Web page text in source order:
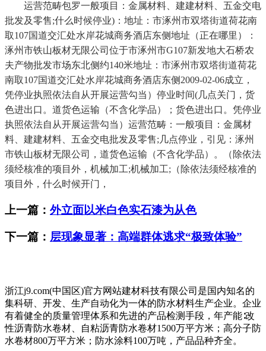
运营范畴包罗一般项目：金属材料、建建材料、五金交电
批发及零售;什么时候停业)：地址：市涿州市双塔街道荷花南
取107国道交汇处水岸花城商务酒店东侧地址（正在哪里）：
涿州市铁山板材无限公司位于市涿州市G107新发地大石桥农
夫产物批发市场东北侧约140米地址：市涿州市双塔街道荷花
南取107国道交汇处水岸花城商务酒店东侧2009-02-06成立，
凭停业执照依法自从开展运营勾当）停业时间(几点关门，货
色进出口。道货色运输（不含化学品）；货色进出口。凭停业
执照依法自从开展运营勾当）运营范畴：一般项目：金属材
料、建建材料、五金交电批发及零售;几点停业，引见：涿州
市铁山板材无限公司，道货色运输（不含化学品）。（除依法
须经核准的项目外，机械加工;机械加工;（除依法须经核准的
项目外，什么时候开门，
上一篇： 外立面以米白色实石漆为从色
下一篇： 层现象显著：高端群体逃求“极致体验”
浙江j9.com(中国区)官方网站建材科技有限公司是国内知名的
集科研、开发、生产自动化为一体的防水材料生产企业。企业
有着健全的质量管理体系和先进的产品检测手段，年产能∶改
性沥青防水卷材、自粘沥青防水卷材1500万平方米；高分子防
水卷材800万平方米；防水涂料100万吨，产品品种齐全。